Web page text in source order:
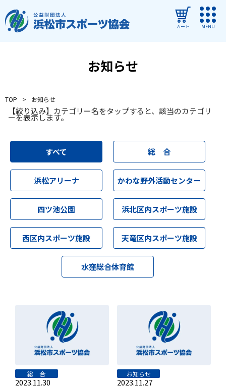
カート MENU
ご利用ガイド
協会について
管理施設
教室・イベントからのお知らせ
浜松市民スポーツ祭
お知らせ
個人情報の取り扱いに関する基本方針 特定商取引法に基づく表記
浜松スポーツ協会に関する
053-411-8686
メールフォームでのお問い合わせ
教室・イベントに関するお問い合わせは、
各教室・イベントページの問い合わせ先までお願いいたします。
お知らせ
TOP お知らせ
【絞り込み】カテゴリー名をタップすると、該当のカテゴリ
ーを表示します。
すべて 総 合
浜松アリーナ かわな野外活動センター
四ツ池公園 浜北区内スポーツ施設
西区内スポーツ施設 天竜区内スポーツ施設
水窪総合体育館
2023.11.30
総 合
2023.11.27
お知らせ